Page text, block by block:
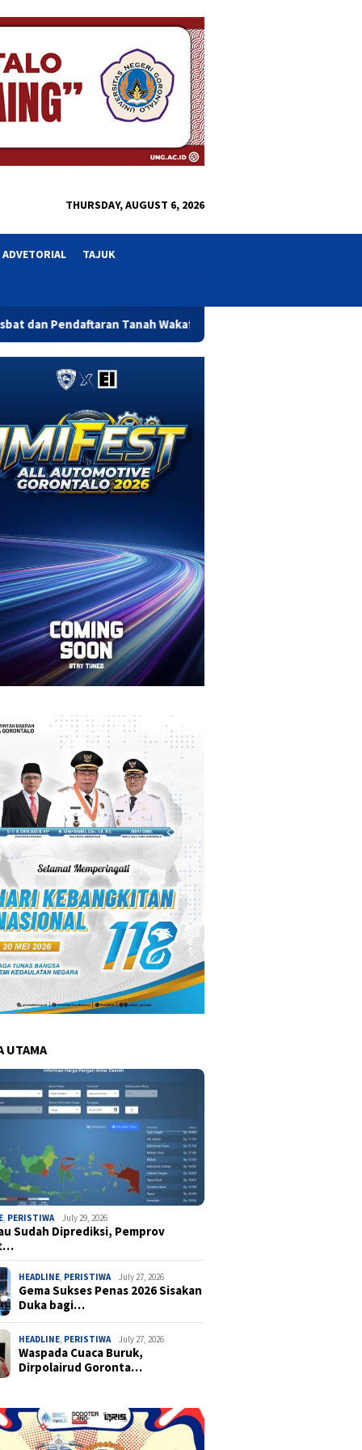
THURSDAY, AUGUST 6, 2026
ADVETORIAL TAJUK
Wakaf Se Provinsi Gorontalo
UTAMA
, PERISTIWA July 29, 2026
Sudah Diprediksi, Pemprov
HEADLINE, PERISTIWA July 27, 2026
Gema Sukses Penas 2026 Sisakan
Duka bagi…
HEADLINE, PERISTIWA July 27, 2026
Waspada Cuaca Buruk,
Dirpolairud Goronta…